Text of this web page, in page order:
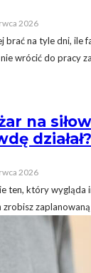
2026
brać na tyle dni, ile
wrócić do pracy
na
działał?
2026
ten, który wygląda
zaplanowaną